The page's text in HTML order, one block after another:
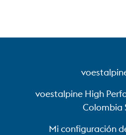
voestalpine High
Colombia
Mi configuración